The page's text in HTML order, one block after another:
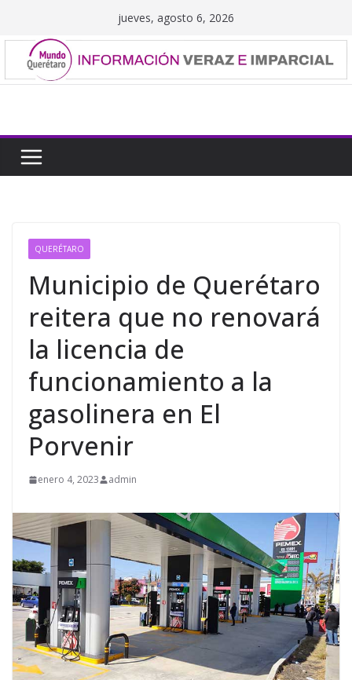
contenido
jueves, agosto 6, 2026
QUERÉTARO
Municipio de Querétaro
reitera que no renovará
la licencia de
funcionamiento a la
gasolinera en El
Porvenir
enero 4, 2023 admin